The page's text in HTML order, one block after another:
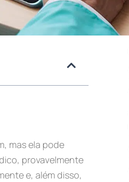
mas ela pode
provavelmente
e, além disso,